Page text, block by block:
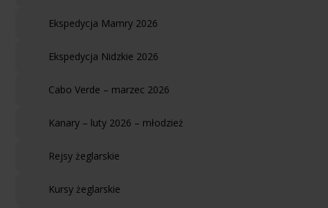
Ekspedycja Mamry 2026
Ekspedycja Nidzkie 2026
Cabo Verde – marzec 2026
Kanary – luty 2026 – młodzież
Rejsy żeglarskie
Kursy żeglarskie